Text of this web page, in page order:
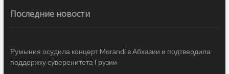
Последние новости
Румыния осудила концерт Morandi в Абхазии и подтвердила
поддержку суверенитета Грузии